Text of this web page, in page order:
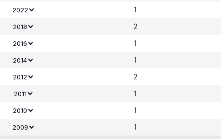
2022 1
2018 2
2016 1
2014 1
2012 2
2011 1
2010 1
2009
1